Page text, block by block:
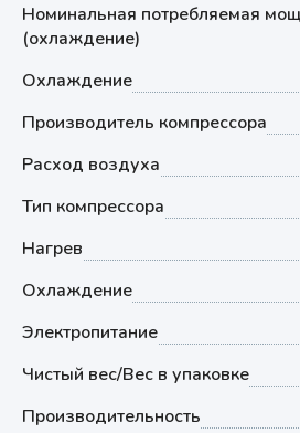
Номинальная потребляемая
(охлаждение)
Охлаждение
Производитель компрессора
Расход воздуха
Тип компрессора
Нагрев
Охлаждение
Электропитание
Чистый вес/Вес в упаковке
Производительность